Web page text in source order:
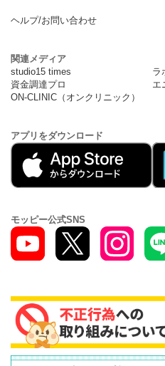
ヘルプ/お問い合わせ
関連メディア
studio15 times
ラ
資金調達プロ
エ
ON-CLINIC（オンクリニック）
アプリをダウンロード
モッピー公式SNS